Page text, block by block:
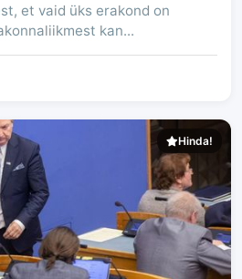
et vaid üks erakond on
kan...
Hinda!